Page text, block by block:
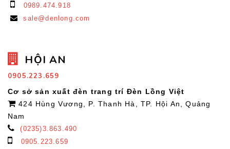
0989.474.918
sale@denlong.com
HỘI AN
0905.223.659
Cơ sở sản xuất đèn trang trí Đèn Lồng Việt
424 Hùng Vương, P. Thanh Hà, TP. Hội An, Quảng
Nam
(0235)3.863.490
0905.223.659